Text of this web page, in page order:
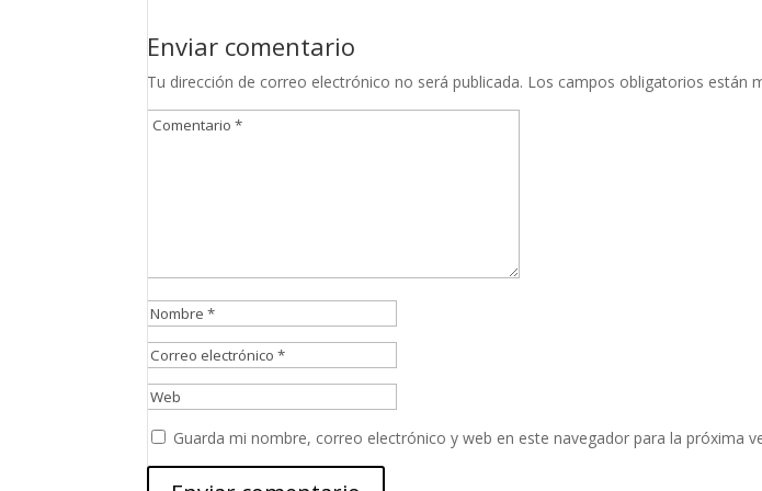
Enviar comentario
Tu dirección de correo electrónico no será publicada. Los campos obligatorios están
Guarda mi nombre, correo electrónico y web en este navegador para la próxima